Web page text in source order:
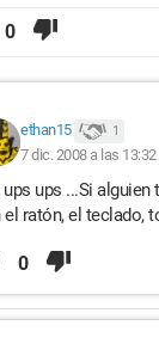
0
ethan15 1
7 dic. 2008 a las 13:32
ups ups ...Si
el ratón, el teclado,
0